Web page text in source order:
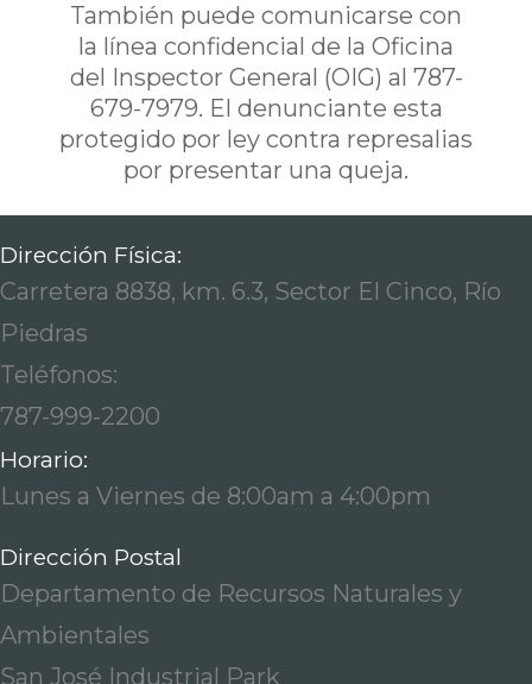
También puede comunicarse con
la línea confidencial de la Oficina
del Inspector General (OIG) al 787-
679-7979. El denunciante esta
protegido por ley contra represalias
por presentar una queja.
Dirección Física:
Carretera 8838, km. 6.3, Sector El Cinco, Río
Piedras
Teléfonos:
787-999-2200
Horario:
Lunes a Viernes de 8:00am a 4:00pm
Dirección Postal
Departamento de Recursos Naturales y
Ambientales
San José Industrial Park